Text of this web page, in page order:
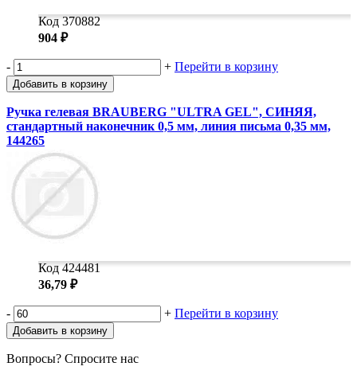
Код 370882
904 ₽
- + Перейти в корзину
Добавить в корзину
Ручка гелевая BRAUBERG "ULTRA GEL", СИНЯЯ,
стандартный наконечник 0,5 мм, линия письма 0,35 мм,
144265
Код 424481
36,79 ₽
- + Перейти в корзину
Добавить в корзину
Вопросы? Спросите нас